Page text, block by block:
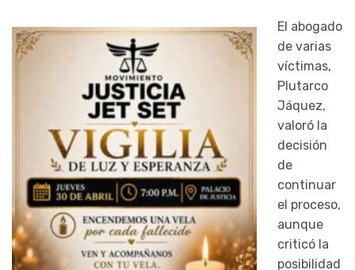
El abogado
de varias
víctimas,
Plutarco
Jáquez,
valoró la
decisión
de
continuar
el proceso,
aunque
criticó la
posibilidad